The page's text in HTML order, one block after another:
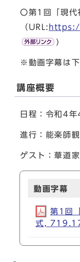
〇第1回「現代
（URL:
)
※動画字幕は下
講座概要
日程：令和4年
進行：能楽師
ゲスト：華道
動画字幕
第1回
式,